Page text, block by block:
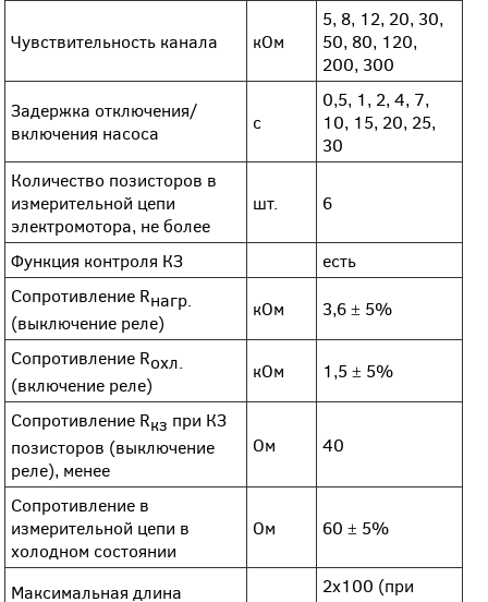
Чувствительность канала кОм
5, 8, 12, 20, 30,
50, 80, 120,
200, 300
Задержка отключения/
включения насоса
с
0,5, 1, 2, 4, 7,
10, 15, 20, 25,
30
Количество позисторов в
измерительной цепи
электромотора, не более
шт. 6
Функция контроля КЗ
есть
Сопротивление Rнагр.
(выключение реле)
кОм 3,6 ± 5%
Сопротивление Rохл.
(включение реле)
кОм 1,5 ± 5%
Сопротивление Rкз при КЗ
позисторов (выключение
реле), менее
Ом 40
Сопротивление в
измерительной цепи в
холодном состоянии
Ом 60 ± 5%
Максимальная длина
2х100 (при